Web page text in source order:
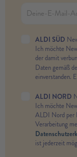
ALDI SÜD
Ich möchte
der damit
Daten gemäß
einverstanden.
ALDI NORD
Ich möchte
ALDI Nord per
Verarbeitung
ist jederzeit